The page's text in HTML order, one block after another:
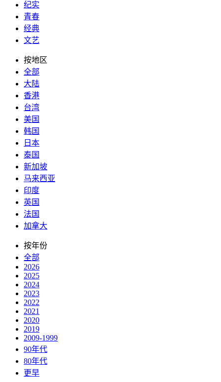
纪实
青春
经典
文艺
按地区
全部
大陆
香港
台湾
美国
韩国
日本
泰国
新加坡
马来西亚
印度
英国
法国
加拿大
按年份
全部
2026
2025
2024
2023
2022
2021
2020
2019
2009-1999
90年代
80年代
更早